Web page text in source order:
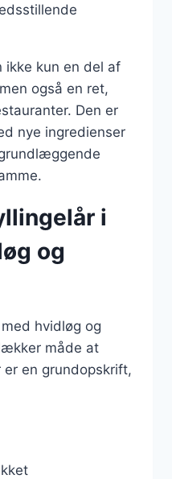
ikke kun en del af
også en ret,
Den er
nye ingredienser
i
og
hvidløg og
måde at
en grundopskrift,